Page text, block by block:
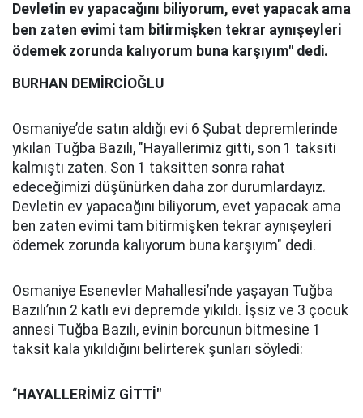
Devletin ev yapacağını biliyorum, evet yapacak ama
ben zaten evimi tam bitirmişken tekrar aynışeyleri
ödemek zorunda kalıyorum buna karşıyım" dedi.
BURHAN DEMİRCİOĞLU
Osmaniye’de satın aldığı evi 6 Şubat depremlerinde
yıkılan Tuğba Bazılı, "Hayallerimiz gitti, son 1 taksiti
kalmıştı zaten. Son 1 taksitten sonra rahat
edeceğimizi düşünürken daha zor durumlardayız.
Devletin ev yapacağını biliyorum, evet yapacak ama
ben zaten evimi tam bitirmişken tekrar aynışeyleri
ödemek zorunda kalıyorum buna karşıyım" dedi.
Osmaniye Esenevler Mahallesi’nde yaşayan Tuğba
Bazılı’nın 2 katlı evi depremde yıkıldı. İşsiz ve 3 çocuk
annesi Tuğba Bazılı, evinin borcunun bitmesine 1
taksit kala yıkıldığını belirterek şunları söyledi:
“HAYALLERİMİZ GİTTİ"